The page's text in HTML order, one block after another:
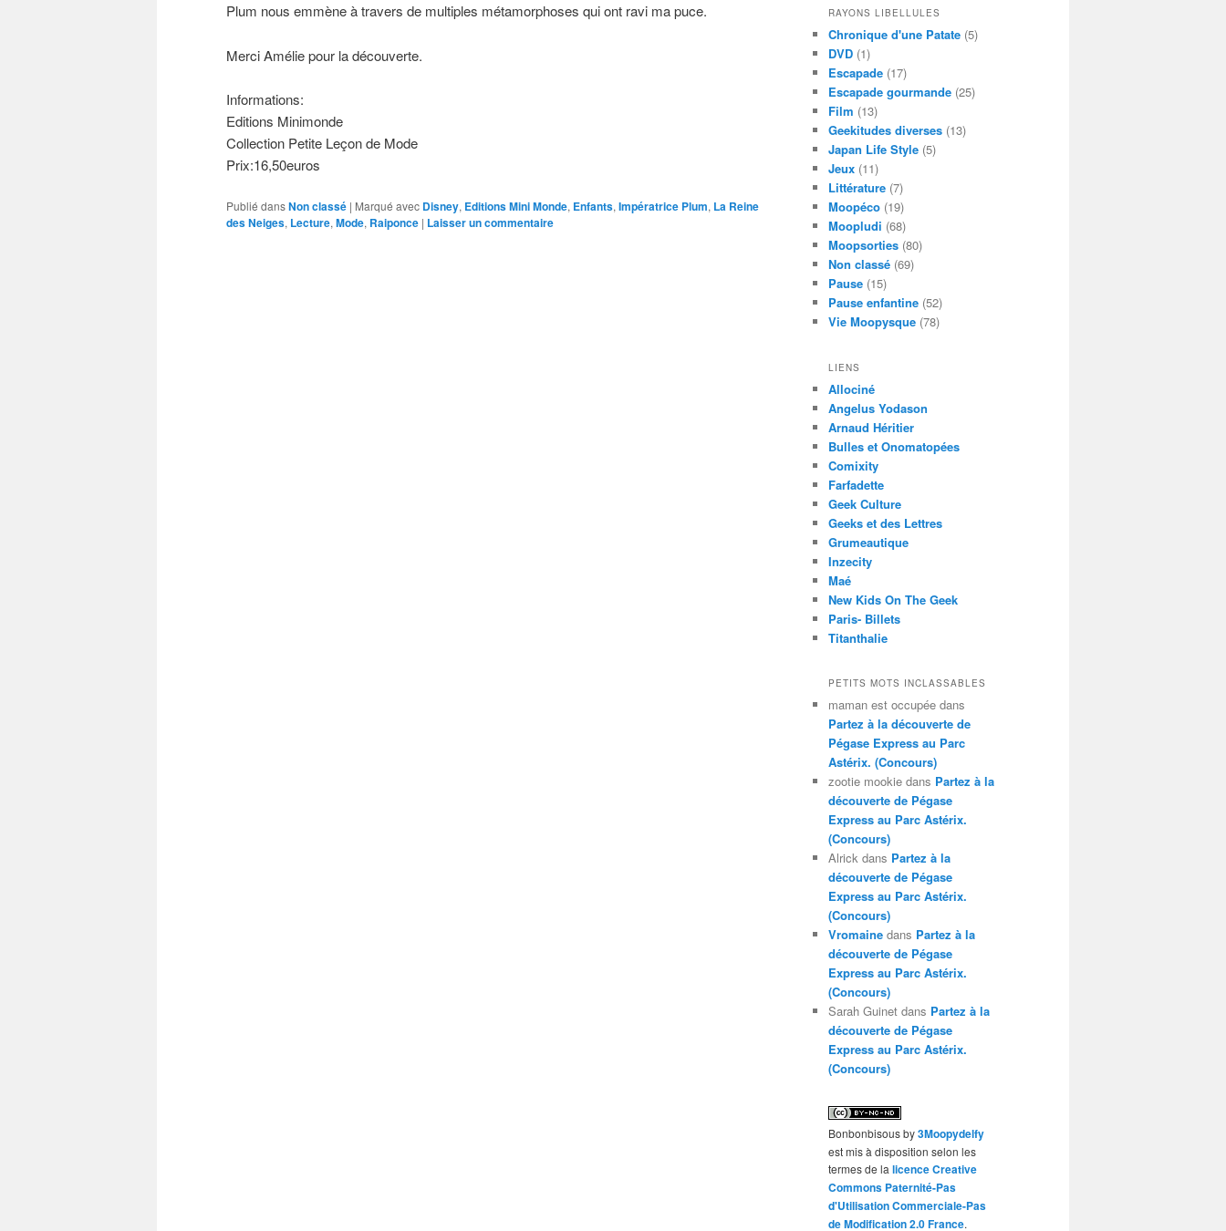
Plum nous emmène à travers de multiples métamorphoses qui ont ravi ma puce.
Merci Amélie pour la découverte.
Informations:
Editions Minimonde
Collection Petite Leçon de Mode
Prix:16,50euros
Publié dansNon classé | Marqué avec Disney, Editions Mini Monde, Enfants,Impératrice Plum, La Reine
des Neiges, Lecture,Mode, Raiponce | Laisser un commentaire
RAYONS LIBELLULES
Chronique d'une Patate (5)
DVD (1)
Escapade (17)
Escapade gourmande (25)
Film (13)
Geekitudes diverses (13)
Japan Life Style (5)
Jeux (11)
Littérature (7)
Moopéco (19)
Moopludi (68)
Moopsorties (80)
Non classé (69)
Pause (15)
Pause enfantine (52)
Vie Moopysque (78)
LIENS
Allociné
Angelus Yodason
Arnaud Héritier
Bulles et Onomatopées
Comixity
Farfadette
Geek Culture
Geeks et des Lettres
Grumeautique
Inzecity
Maé
New Kids On The Geek
Paris- Billets
Titanthalie
PETITS MOTS INCLASSABLES
maman est occupée dans
Partez à la découverte de
Pégase Express au Parc
Astérix. (Concours)
zootie mookie dans Partez à la
découverte de Pégase
Express au Parc Astérix.
(Concours)
Alrick dans Partez à la
découverte de Pégase
Express au Parc Astérix.
(Concours)
Vromaine dans Partez à la
découverte de Pégase
Express au Parc Astérix.
(Concours)
Sarah Guinet dans Partez à la
découverte de Pégase
Express au Parc Astérix.
(Concours)
Bonbonbisousby3Moopydelfy
est mis à disposition selon les
termes de la licence Creative
Commons Paternité-Pas
d'Utilisation Commerciale-Pas
de Modification 2.0 France.